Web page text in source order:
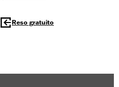
Reso gratuito